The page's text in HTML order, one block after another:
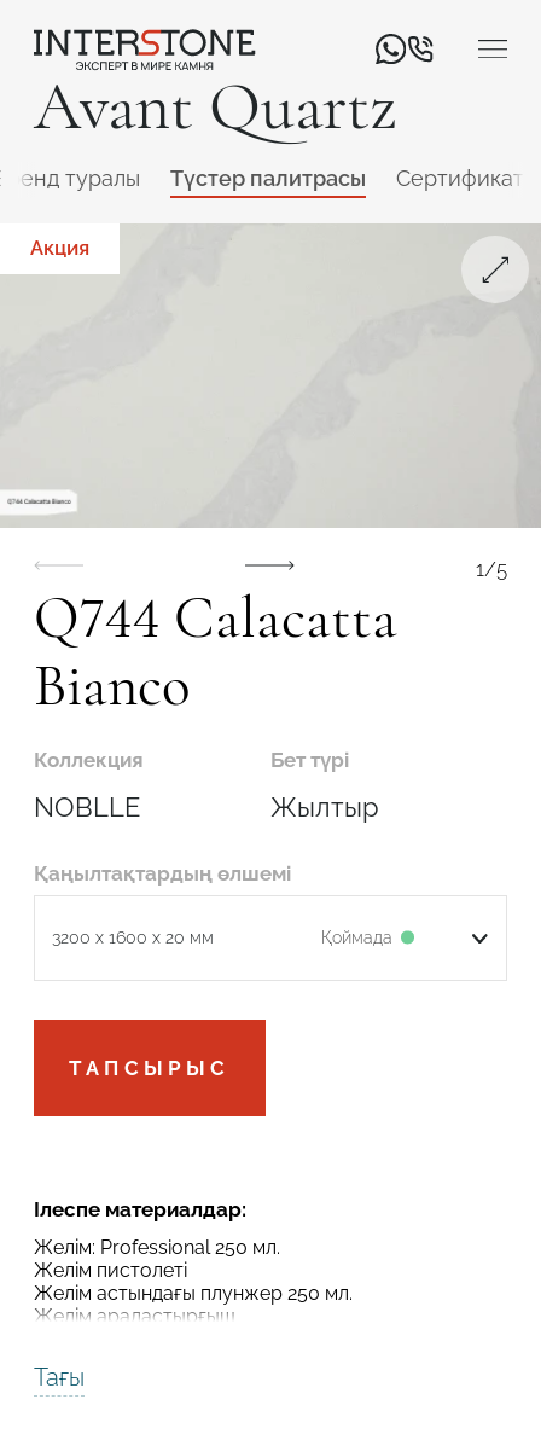
Avant Quartz
туралы Түстер палитрасы
Акция
1/5
Q744 Calacatta
Bianco
Коллекция
NOBLLE
Бет түрі
Жылтыр
Қаңылтақтардың өлшемі
3200 x 1600 x 20 мм Қоймада
ТАПСЫРЫС
Ілеспе материалдар:
Желім: Professional 250 мл.
Желім пистолеті
Желім астындағы плунжер 250 мл.
Желім араластырғыш
Тағы
Робот емес екеніңізді растаңыз
ӨТІНІМДІ ЖІБЕРУ
ЖОБАНЫ ЖІБЕРУ
Робот емес екеніңізді растаңыз